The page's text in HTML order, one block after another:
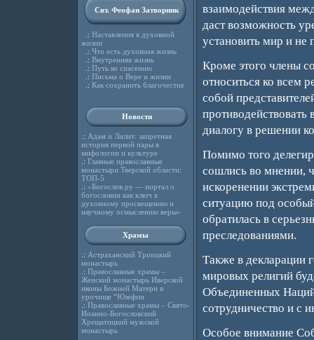
Свт. Феофан Затворник
.: Наставления в духовной
жизни
.: Что есть духовная жизнь
.: Внутренняя жизнь
.: Путь ко спасению
.: Письма о Вере и жизни
.: Как сохранить благочестие
Новости
.: Адам и Лилит: запретная
история первой пары в
мифологии и культуре
.: Главные православные
монастыри Тверской области:
ТОП-5
.: «Богослов.ру — портал о
богословии как ключ к
духовному просвещению и
научному осмыслению веры»
Храмы
.: Астраханский Троицкий
монастырь
.: Православные храмы –
Женский монастырь Иверской
иконы Божией Матери в
урочище “Юзефин
.: Православные храмы – Свято-
Иоанно-Богословский
Хрещатицкий мужской
монастырь
взаимодействия
даст возможность
установить мир и не
Кроме этого члены
относиться ко всем
собой
диалогу в решении
Помимо того
сошлись во мнении,
искоренении
ситуацию под
обратилась в
преследованиями.
Также в декларации
мировых религий
Объединенных
сотрудничество и с
Особое внимание